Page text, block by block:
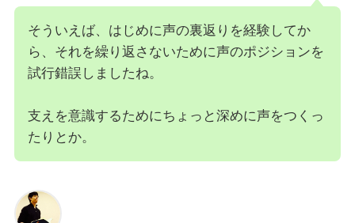
そういえば、はじめに声の裏返りを経験してか
ら、それを繰り返さないために声のポジションを
試行錯誤しましたね。
支えを意識するためにちょっと深めに声をつくっ
たりとか。